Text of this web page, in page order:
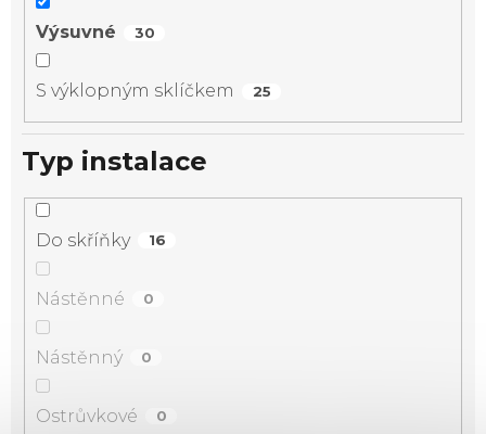
Výsuvné 30
S výklopným sklíčkem 25
Typ instalace
Do skříňky 16
Nástěnné 0
Nástěnný 0
Ostrůvkové 0